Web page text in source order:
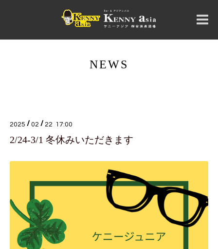
NEWS
2025 / 02 / 22 17:00
2/24-3/1 冬休みいただきます